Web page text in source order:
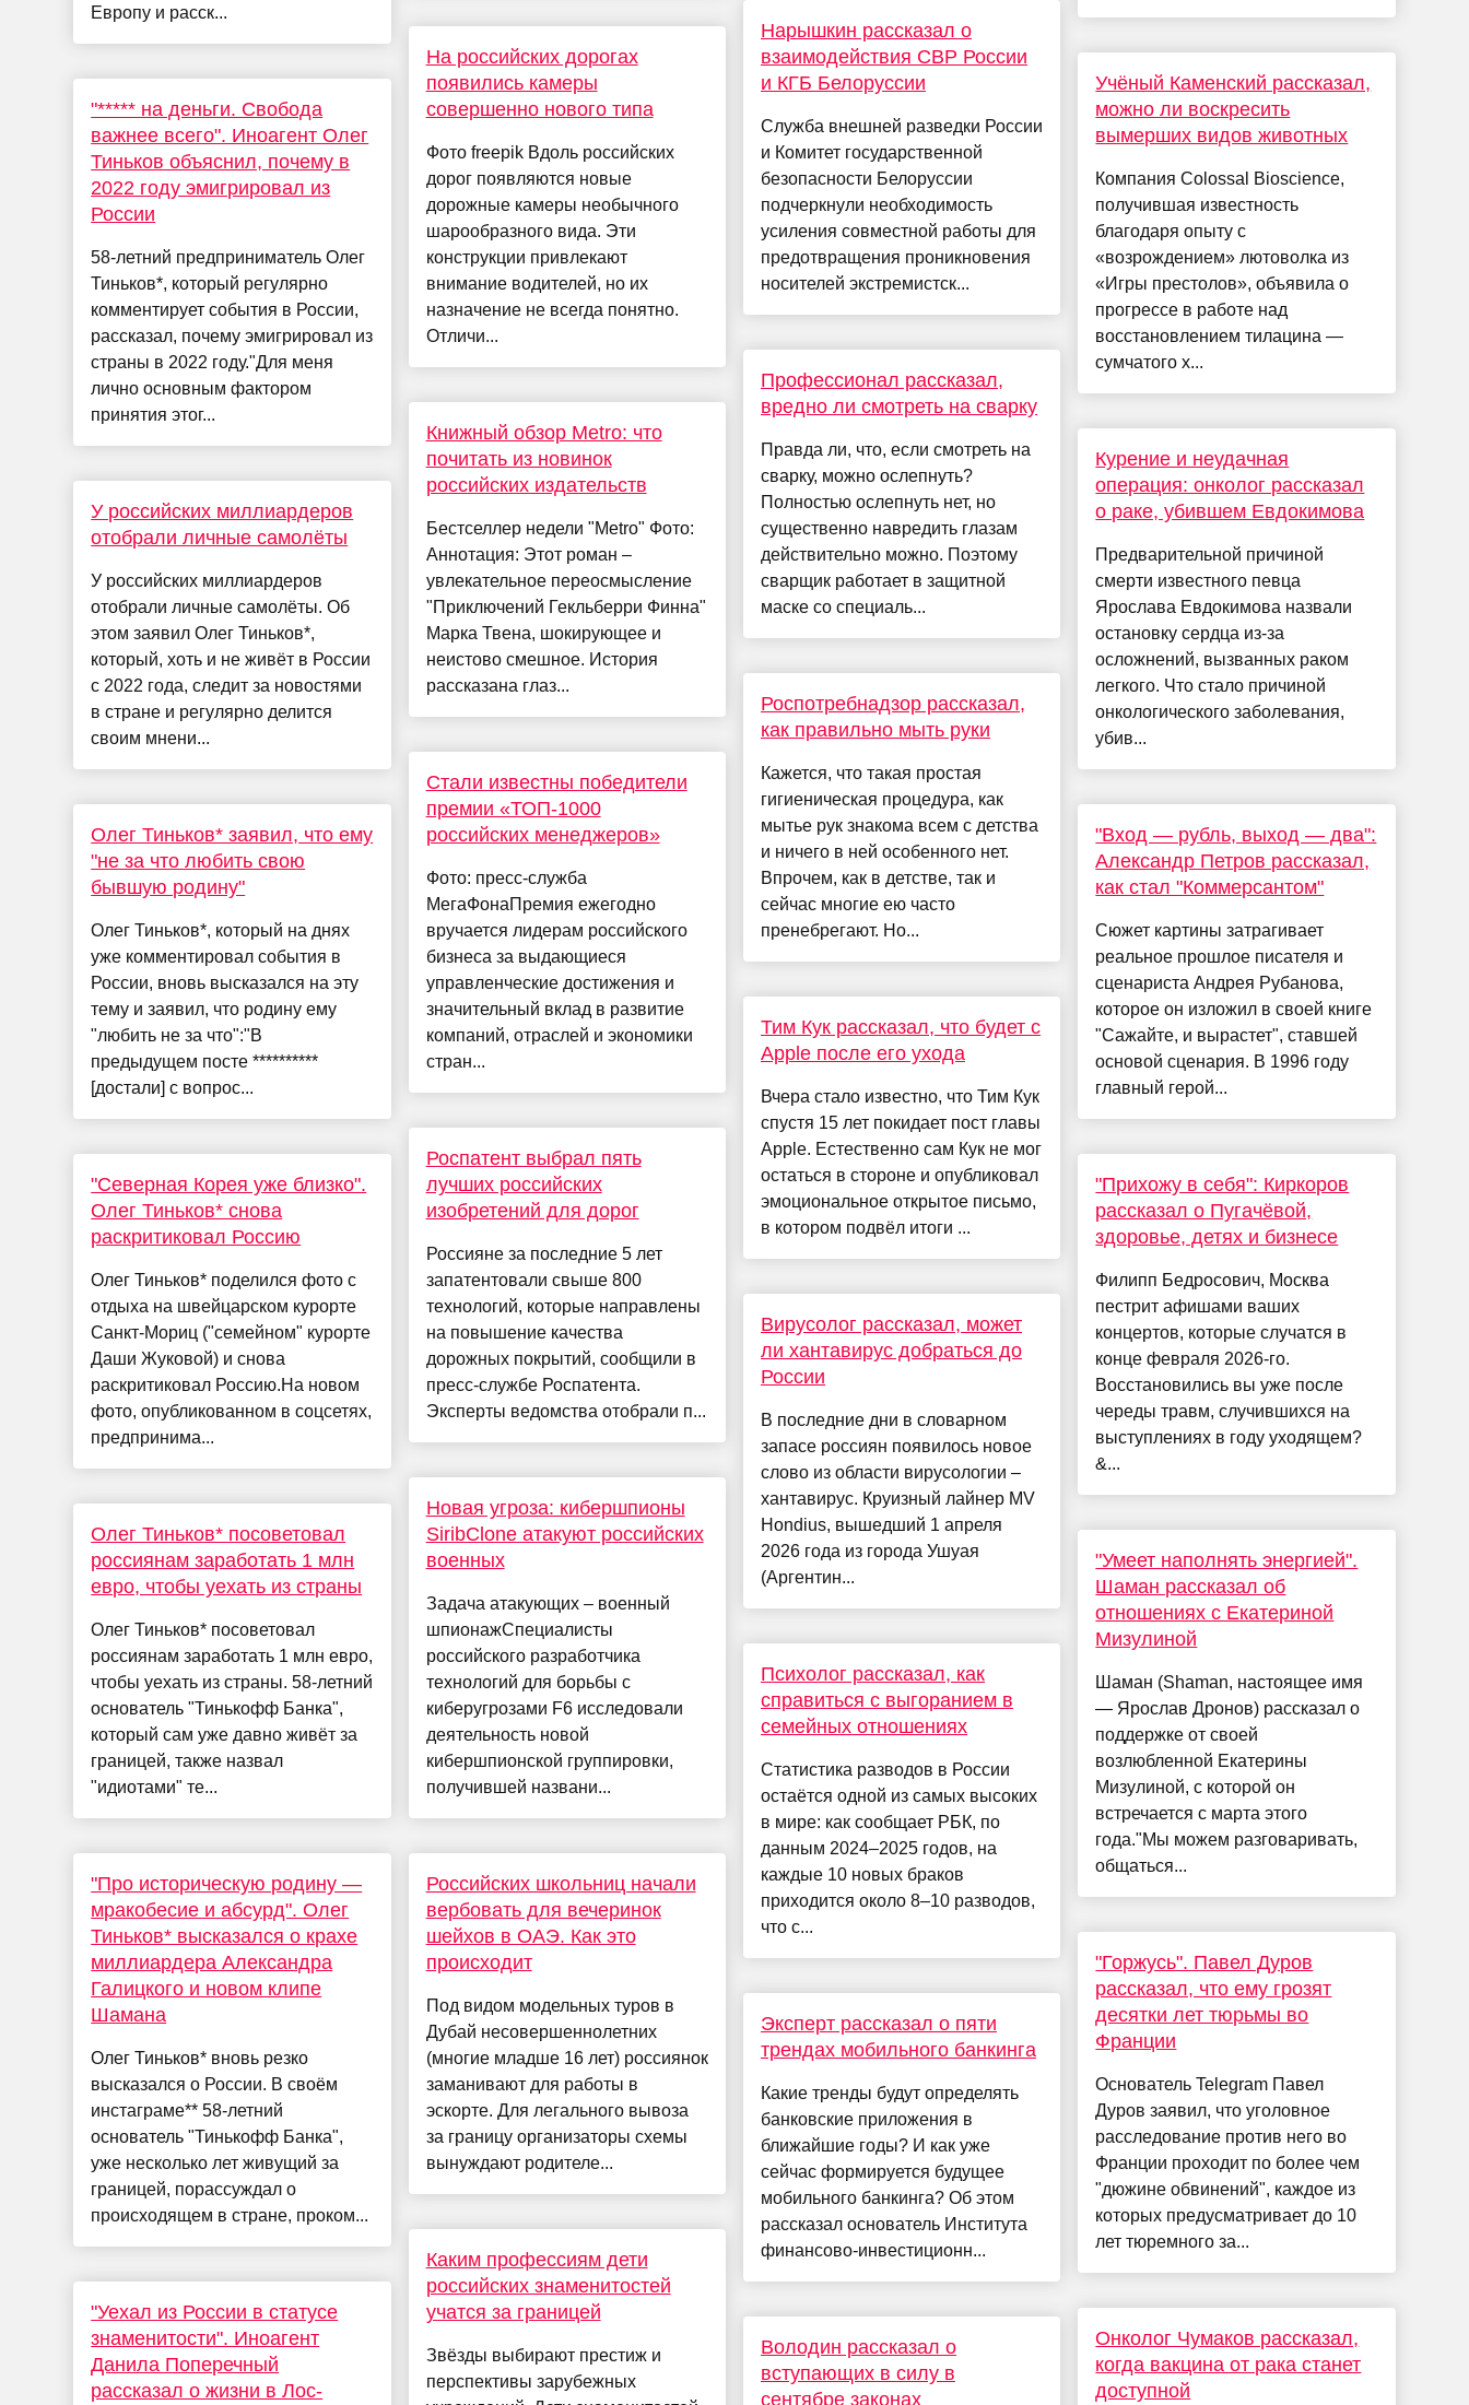
Европу и расск...
"***** на деньги. Свобода
важнее всего". Иноагент Олег
Тиньков объяснил, почему в
2022 году эмигрировал из
России
58-летний предприниматель Олег
Тиньков*, который регулярно
комментирует события в России,
рассказал, почему эмигрировал из
страны в 2022 году."Для меня
лично основным фактором
принятия этог...
У российских миллиардеров
отобрали личные самолёты
У российских миллиардеров
отобрали личные самолёты. Об
этом заявил Олег Тиньков*,
который, хоть и не живёт в России
с 2022 года, следит за новостями
в стране и регулярно делится
своим мнени...
Олег Тиньков* заявил, что ему
"не за что любить свою
бывшую родину"
Олег Тиньков*, который на днях
уже комментировал события в
России, вновь высказался на эту
тему и заявил, что родину ему
"любить не за что":"В
предыдущем посте **********
[достали] с вопрос...
"Северная Корея уже близко".
Олег Тиньков* снова
раскритиковал Россию
Олег Тиньков* поделился фото с
отдыха на швейцарском курорте
Санкт-Мориц ("семейном" курорте
Даши Жуковой) и снова
раскритиковал Россию.На новом
фото, опубликованном в соцсетях,
предпринима...
Олег Тиньков* посоветовал
россиянам заработать 1 млн
евро, чтобы уехать из страны
Олег Тиньков* посоветовал
россиянам заработать 1 млн евро,
чтобы уехать из страны. 58-летний
основатель "Тинькофф Банка",
который сам уже давно живёт за
границей, также назвал
"идиотами" те...
"Про историческую родину —
мракобесие и абсурд". Олег
Тиньков* высказался о крахе
миллиардера Александра
Галицкого и новом клипе
Шамана
Олег Тиньков* вновь резко
высказался о России. В своём
инстаграме** 58-летний
основатель "Тинькофф Банка",
уже несколько лет живущий за
границей, порассуждал о
происходящем в стране, проком...
"Уехал из России в статусе
знаменитости". Иноагент
Данила Поперечный
рассказал о жизни в Лос-
На российских дорогах
появились камеры
совершенно нового типа
Фото freepik Вдоль российских
дорог появляются новые
дорожные камеры необычного
шарообразного вида. Эти
конструкции привлекают
внимание водителей, но их
назначение не всегда понятно.
Отличи...
Книжный обзор Metro: что
почитать из новинок
российских издательств
Бестселлер недели "Metro" Фото:
Аннотация: Этот роман –
увлекательное переосмысление
"Приключений Гекльберри Финна"
Марка Твена, шокирующее и
неистово смешное. История
рассказана глаз...
Стали известны победители
премии «ТОП-1000
российских менеджеров»
Фото: пресс-служба
МегаФонаПремия ежегодно
вручается лидерам российского
бизнеса за выдающиеся
управленческие достижения и
значительный вклад в развитие
компаний, отраслей и экономики
стран...
Роспатент выбрал пять
лучших российских
изобретений для дорог
Россияне за последние 5 лет
запатентовали свыше 800
технологий, которые направлены
на повышение качества
дорожных покрытий, сообщили в
пресс-службе Роспатента.
Эксперты ведомства отобрали п...
Новая угроза: кибершпионы
SiribClone атакуют российских
военных
Задача атакующих – военный
шпионажСпециалисты
российского разработчика
технологий для борьбы с
киберугрозами F6 исследовали
деятельность новой
кибершпионской группировки,
получившей названи...
Российских школьниц начали
вербовать для вечеринок
шейхов в ОАЭ. Как это
происходит
Под видом модельных туров в
Дубай несовершеннолетних
(многие младше 16 лет) россиянок
заманивают для работы в
эскорте. Для легального вывоза
за границу организаторы схемы
вынуждают родителе...
Каким профессиям дети
российских знаменитостей
учатся за границей
Звёзды выбирают престиж и
перспективы зарубежных
Нарышкин рассказал о
взаимодействия СВР России
и КГБ Белоруссии
Служба внешней разведки России
и Комитет государственной
безопасности Белоруссии
подчеркнули необходимость
усиления совместной работы для
предотвращения проникновения
носителей экстремистск...
Профессионал рассказал,
вредно ли смотреть на сварку
Правда ли, что, если смотреть на
сварку, можно ослепнуть?
Полностью ослепнуть нет, но
существенно навредить глазам
действительно можно. Поэтому
сварщик работает в защитной
маске со специаль...
Роспотребнадзор рассказал,
как правильно мыть руки
Кажется, что такая простая
гигиеническая процедура, как
мытье рук знакома всем с детства
и ничего в ней особенного нет.
Впрочем, как в детстве, так и
сейчас многие ею часто
пренебрегают. Но...
Тим Кук рассказал, что будет с
Apple после его ухода
Вчера стало известно, что Тим Кук
спустя 15 лет покидает пост главы
Apple. Естественно сам Кук не мог
остаться в стороне и опубликовал
эмоциональное открытое письмо,
в котором подвёл итоги ...
Вирусолог рассказал, может
ли хантавирус добраться до
России
В последние дни в словарном
запасе россиян появилось новое
слово из области вирусологии –
хантавирус. Круизный лайнер MV
Hondius, вышедший 1 апреля
2026 года из города Ушуая
(Аргентин...
Психолог рассказал, как
справиться с выгоранием в
семейных отношениях
Статистика разводов в России
остаётся одной из самых высоких
в мире: как сообщает РБК, по
данным 2024–2025 годов, на
каждые 10 новых браков
приходится около 8–10 разводов,
что с...
Эксперт рассказал о пяти
трендах мобильного банкинга
Какие тренды будут определять
банковские приложения в
ближайшие годы? И как уже
сейчас формируется будущее
мобильного банкинга? Об этом
рассказал основатель Института
финансово-инвестиционн...
Володин рассказал о
вступающих в силу в
сентябре законах
Учёный Каменский рассказал,
можно ли воскресить
вымерших видов животных
Компания Colossal Bioscience,
получившая известность
благодаря опыту с
«возрождением» лютоволка из
«Игры престолов», объявила о
прогрессе в работе над
восстановлением тилацина —
сумчатого х...
Курение и неудачная
операция: онколог рассказал
о раке, убившем Евдокимова
Предварительной причиной
смерти известного певца
Ярослава Евдокимова назвали
остановку сердца из-за
осложнений, вызванных раком
легкого. Что стало причиной
онкологического заболевания,
убив...
"Вход — рубль, выход — два":
Александр Петров рассказал,
как стал "Коммерсантом"
Сюжет картины затрагивает
реальное прошлое писателя и
сценариста Андрея Рубанова,
которое он изложил в своей книге
"Сажайте, и вырастет", ставшей
основой сценария. В 1996 году
главный герой...
"Прихожу в себя": Киркоров
рассказал о Пугачёвой,
здоровье, детях и бизнесе
Филипп Бедросович, Москва
пестрит афишами ваших
концертов, которые случатся в
конце февраля 2026-го.
Восстановились вы уже после
череды травм, случившихся на
выступлениях в году уходящем?
&...
"Умеет наполнять энергией".
Шаман рассказал об
отношениях с Екатериной
Мизулиной
Шаман (Shaman, настоящее имя
— Ярослав Дронов) рассказал о
поддержке от своей
возлюбленной Екатерины
Мизулиной, с которой он
встречается с марта этого
года."Мы можем разговаривать,
общаться...
"Горжусь". Павел Дуров
рассказал, что ему грозят
десятки лет тюрьмы во
Франции
Основатель Telegram Павел
Дуров заявил, что уголовное
расследование против него во
Франции проходит по более чем
"дюжине обвинений", каждое из
которых предусматривает до 10
лет тюремного за...
Онколог Чумаков рассказал,
когда вакцина от рака станет
доступной